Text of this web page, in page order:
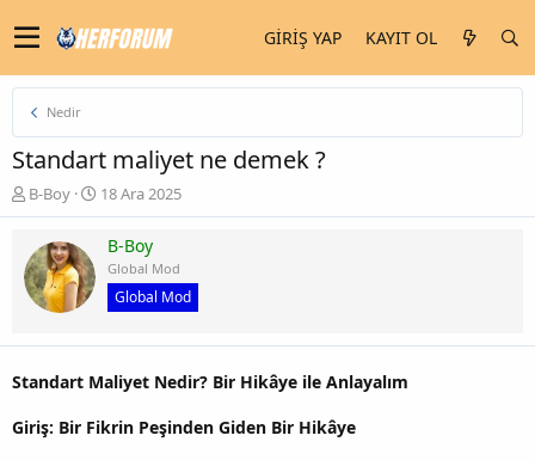
GIRIŞ YAP KAYIT OL
Nedir
Standart maliyet ne demek ?
K
o
u
y
u
a
l
t
B-Boy
B
a
ı
t
r
18 Ara 2025
B-Boy
Global Mod
Global Mod
Standart Maliyet Nedir? Bir Hikâye ile Anlayalım
Giriş: Bir Fikrin Peşinden Giden Bir Hikâye